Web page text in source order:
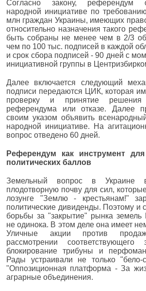
Согласно закону, референдум
народной инициативе по
млн граждан Украины, имеющих
относительно назначения такого
быть собраны не менее чем в 2/3
чем по 100 тыс. подписей в каждой
и срок сбора подписей - 90 дней с
инициативной группы в
Далее включается следующий
подписи передаются ЦИК, которая
проверку и принятие
референдума или отказе. Далее
своим указом объявить
народной инициативе. На
вопрос отведено 60 дней.
Референдум как инструмент
политических баллов
Земельный вопрос в Украине
плодотворную почву для сил,
лозунге "Землю - крестьянам!"
политические дивиденды. Поэтому и
борьбы за "закрытие" рынка
не одинока. В этом деле она имеет
Уличные акции против
рассмотрении соответствующего
блокирование трибуны и
Рады устраивали не только
"Оппозиционная платформа - За
аграрные объединения.